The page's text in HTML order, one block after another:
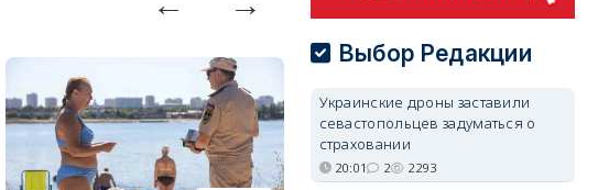
Выбор Редакции
Украинские дроны заставили
севастопольцев задуматься о
страховании
20:01 2 2293